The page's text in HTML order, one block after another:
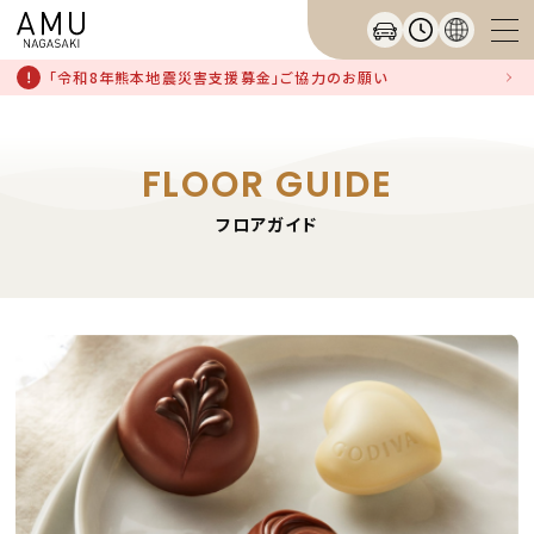
「令和8年熊本地震災害支援募金」ご協力のお願い
FLOOR GUIDE
フロアガイド